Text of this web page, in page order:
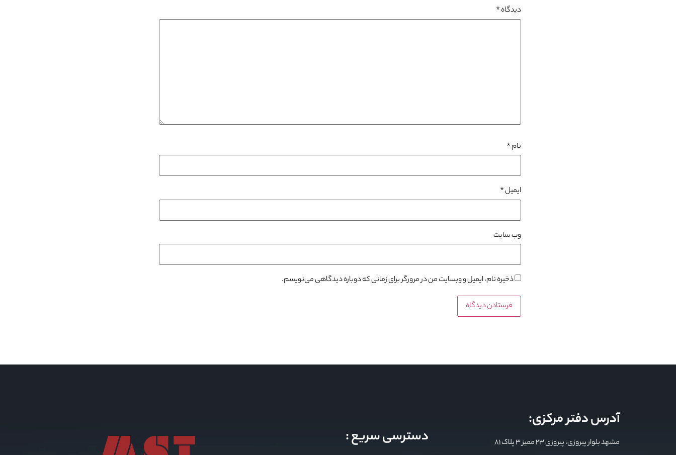
دیدگاه*
نام*
ایمیل*
وب‌ سایت
ذخیره نام، ایمیل و وبسایت من در مرورگر برای زمانی که دوباره دیدگاهی می‌نویسم.
آدرس دفتر مرکزی:
مشهد بلوار پیروزی، پیروزی 23 ممیز 3 پلاک 81 دسترسی سریع :